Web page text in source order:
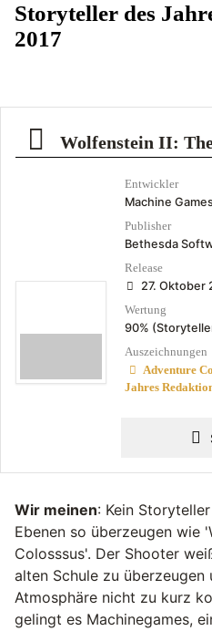
Storyteller des
2017
Wolfenstein II:
Entwickler
Machine
Publisher
Bethesda
Release
27. Oktober
Wertung
90%
Auszeichnungen
Adventure
Jahres
Wir meinen: Kein
Ebenen so überzeugen wie
Colosssus'. Der Shooter
alten Schule zu
Atmosphäre nicht zu kurz
gelingt es Machinegames,